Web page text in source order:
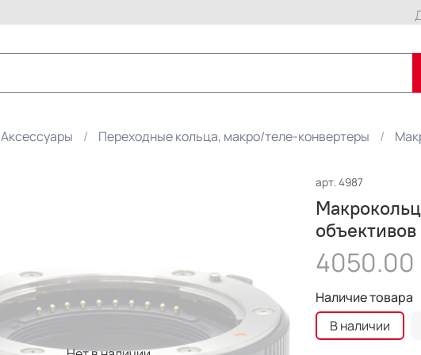
Аксессуары Переходные кольца, макро/теле-конвертеры
арт.4987
4050.00
Наличие товара
В наличии